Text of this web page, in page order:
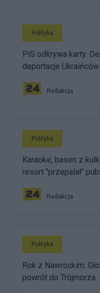
Polityka
PiS odkrywa karty.
deportacje
Redakcja
Polityka
Karaoke, basen z
resort "przepalał"
Redakcja
Polityka
Rok z Nawrockim.
powrót do Trójmorza